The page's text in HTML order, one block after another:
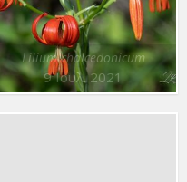
Lilium chalcedonicum
9 Ιουλ. 2021